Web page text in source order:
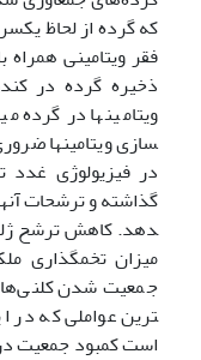
که گرده از لحاظ
فقر ویتامینی همراه
ذخیره گرده­ در
ویتامین­ها در
سازی ویتامین­ها
در فیزیولوژی غدد
گذاشته و ترشحات
دهد. کاهش ترشح
میزان تخم­گذاری
جمعیت شدن کلنی‌ها
ترین عواملی که در
است کمبود جمعیت